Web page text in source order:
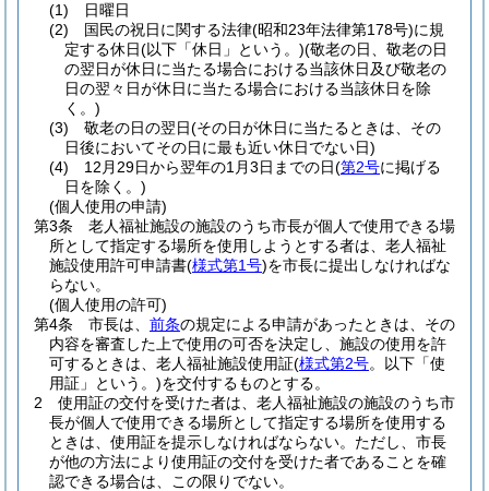
(1)
日曜日
(2)
国民の祝日に関する法律(昭和23年法律第178号)に規
定する休日(以下「休日」という。)(敬老の日、敬老の日
の翌日が休日に当たる場合における当該休日及び敬老の
日の翌々日が休日に当たる場合における当該休日を除
く。)
(3)
敬老の日の翌日(その日が休日に当たるときは、その
日後においてその日に最も近い休日でない日)
(4)
12月29日から翌年の1月3日までの日(第2号に掲げる
日を除く。)
(個人使用の申請)
第3条
老人福祉施設の施設のうち市長が個人で使用できる場
所として指定する場所を使用しようとする者は、老人福祉
施設使用許可申請書(様式第1号)を市長に提出しなければな
らない。
(個人使用の許可)
第4条
市長は、 前条の規定による申請があったときは、その
内容を審査した上で使用の可否を決定し、施設の使用を許
可するときは、老人福祉施設使用証(様式第2号。以下「使
用証」という。)を交付するものとする。
2
使用証の交付を受けた者は、老人福祉施設の施設のうち市
長が個人で使用できる場所として指定する場所を使用する
ときは、使用証を提示しなければならない。 ただし、市長
が他の方法により使用証の交付を受けた者であることを確
認できる場合は、この限りでない。